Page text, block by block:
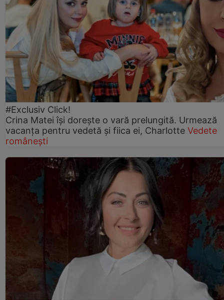
#Exclusiv Click!
Crina Matei își dorește o vară prelungită. Urmează
vacanța pentru vedetă și fiica ei, Charlotte Vedete
românești